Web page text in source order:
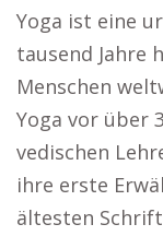
Yoga ist eine
tausend Jahre
Menschen
Yoga vor über
vedischen
ihre erste
ältesten